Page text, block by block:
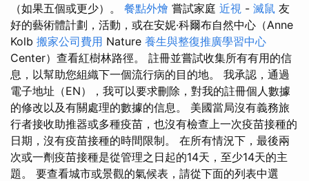
（如果五個或更少）。 餐點外燴 嘗試家庭 近視 - 滅鼠 友
好的藝術體計劃，活動，或在安妮·科爾布自然中心（Anne
Kolb 搬家公司費用 Nature 養生與整復推廣學習中心
Center）查看紅樹林路徑。 註冊並嘗試收集所有有用的信
息，以幫助您組織下一個流行病的目的地。 我承認，通過
電子地址（EN），我可以要求刪除，對我的註冊個人數據
的修改以及有關處理的數據的信息。 美國當局沒有義務旅
行者接收助推器或多種疫苗，也沒有檢查上一次疫苗接種的
日期，沒有疫苗接種的時間限制。 在所有情況下，最後兩
次或一劑疫苗接種是從管理之日起的14天，至少14天的主
題。 要查看城市或景觀的氣候表，請從下面的列表中選